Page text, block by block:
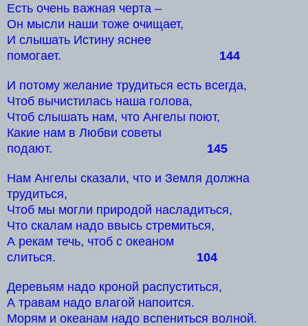
Есть очень важная черта –
Он мысли наши тоже очищает,
И слышать Истину яснее
помогает. 144
И потому желание трудиться есть всегда,
Чтоб вычистилась наша голова,
Чтоб слышать нам, что Ангелы поют,
Какие нам в Любви советы
подают. 145
Нам Ангелы сказали, что и Земля должна
трудиться,
Чтоб мы могли природой насладиться,
Что скалам надо ввысь стремиться,
А рекам течь, чтоб с океаном
слиться. 104
Деревьям надо кроной распуститься,
А травам надо влагой напоится.
Морям и океанам надо вспениться волной.